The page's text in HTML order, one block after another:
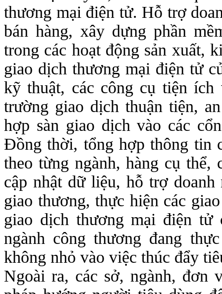
thương mại điện tử. Hỗ trợ
bán hàng, xây dựng phần
trong các hoạt động sản xuất,
giao dịch thương mại điện tử
kỹ thuật, các công cụ tiện
trường giao dịch thuận tiện,
hợp sàn giao dịch vào các
Đồng thời, tổng hợp thông tin
theo từng ngành, hàng cụ
cập nhật dữ liệu, hỗ trợ
giao thương, thực hiện các
giao dịch thương mại điện tử
ngành công thương đang
không nhỏ vào việc thúc đẩy
Ngoài ra, các sở, ngành, đơn